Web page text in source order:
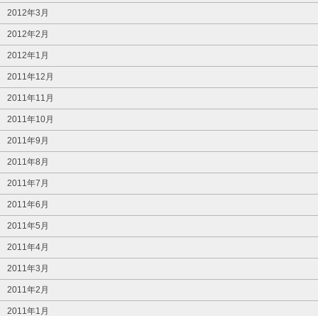
2012年3月
2012年2月
2012年1月
2011年12月
2011年11月
2011年10月
2011年9月
2011年8月
2011年7月
2011年6月
2011年5月
2011年4月
2011年3月
2011年2月
2011年1月